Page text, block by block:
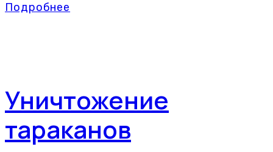
Подробнее
Уничтожение
тараканов